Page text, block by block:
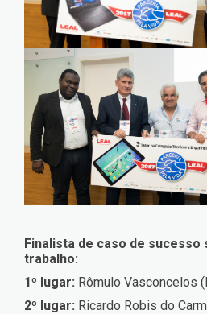
Finalista de caso de sucesso
trabalho:
1º lugar: Rômulo Vasconcelos
2º lugar: Ricardo Robis do